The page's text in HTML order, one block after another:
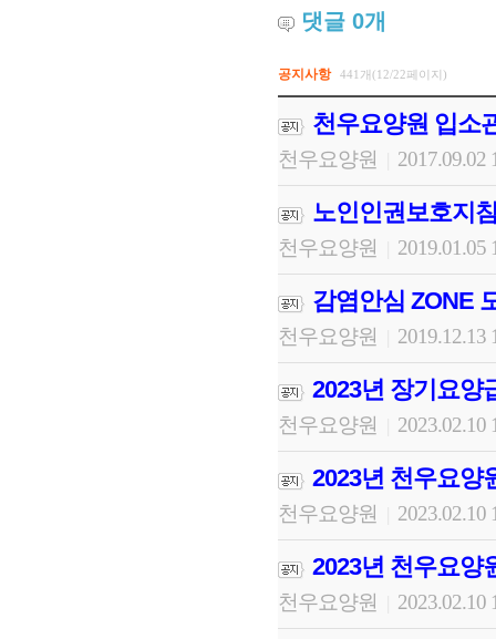
댓글 0개
공지사항 441개(12/22페이지)
천우요양원 입소
천우요양원 2017.09.02
노인인권보호지
천우요양원 2019.01.05
감염안심 ZONE
천우요양원 2019.12.13
2023년 장기요양
천우요양원 2023.02.10
2023년 천우요양
천우요양원 2023.02.10
2023년 천우요양
천우요양원 2023.02.10